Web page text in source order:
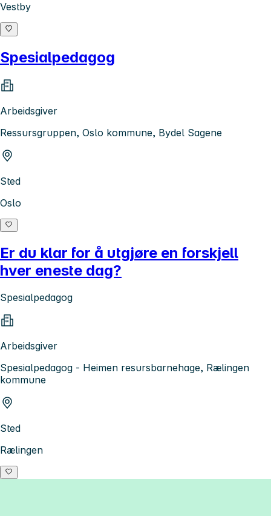
Vestby
Spesialpedagog
Arbeidsgiver
Ressursgruppen, Oslo kommune, Bydel Sagene
Sted
Oslo
Er du klar for å utgjøre en forskjell
hver eneste dag?
Spesialpedagog
Arbeidsgiver
Spesialpedagog - Heimen resursbarnehage, Rælingen
kommune
Sted
Rælingen